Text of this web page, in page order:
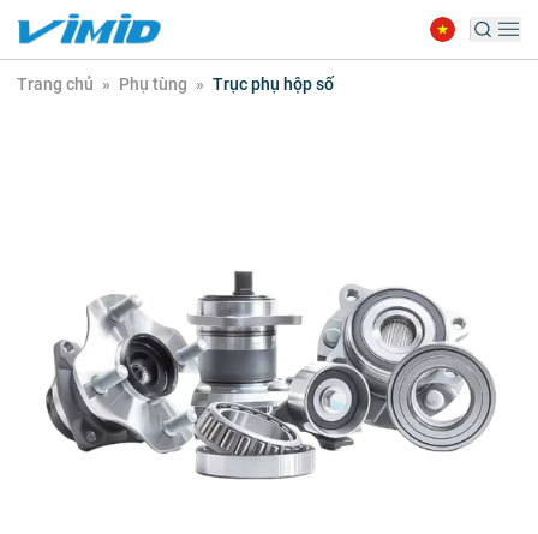
Trang chủ » Phụ tùng » Trục phụ hộp số